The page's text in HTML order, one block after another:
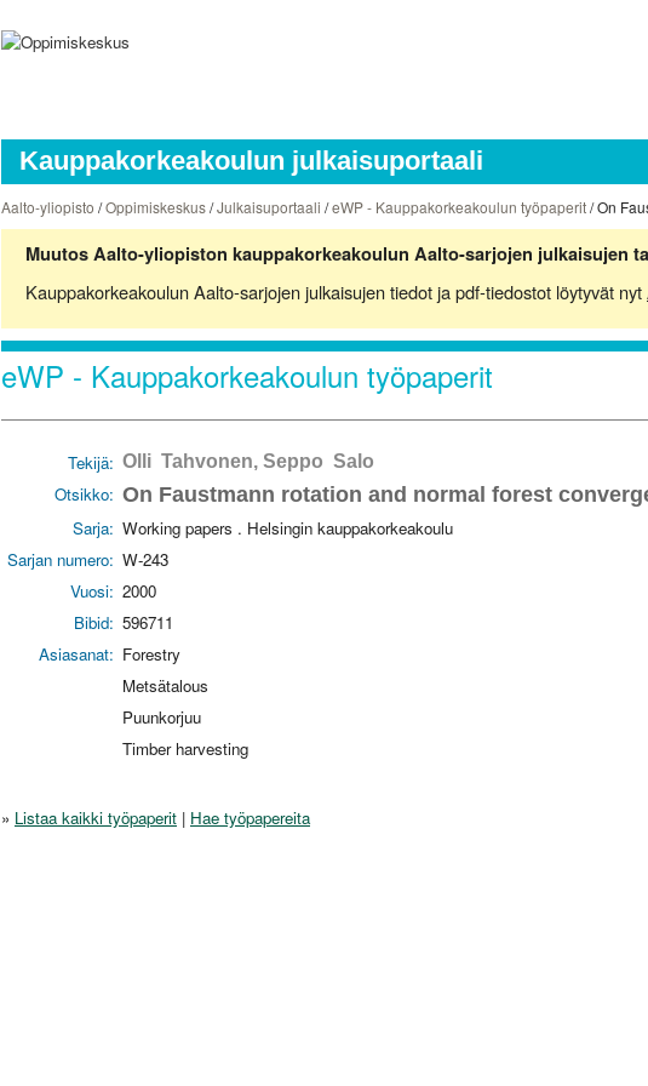
Kauppakorkeakoulun julkaisuportaali
Aalto-yliopisto /Oppimiskeskus/Julkaisuportaali /eWP - Kauppakorkeakoulun työpaperit/ On
Muutos Aalto-yliopiston kauppakorkeakoulun Aalto-sarjojen julkaisujen
Kauppakorkeakoulun Aalto-sarjojen julkaisujen tiedot ja pdf-tiedostot löytyvät nyt
eWP - Kauppakorkeakoulun työpaperit
Tekijä: Olli Tahvonen, Seppo Salo
Otsikko: On Faustmann rotation and normal forest
Sarja: Working papers . Helsingin kauppakorkeakoulu
Sarjan numero: W-243
Vuosi: 2000
Bibid: 596711
Asiasanat: Forestry
Metsätalous
Puunkorjuu
Timber harvesting
» Listaa kaikki työpaperit | Hae työpapereita